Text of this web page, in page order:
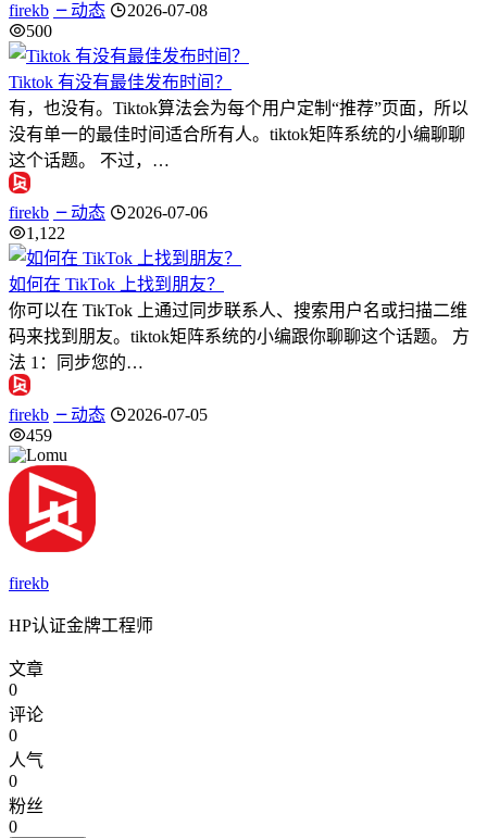
firekb 动态
2026-07-08
500
Tiktok 有没有最佳发布时间？
有，也没有。Tiktok算法会为每个用户定制“推荐”页面，所以
没有单一的最佳时间适合所有人。tiktok矩阵系统的小编聊聊
这个话题。 不过，…
firekb 动态
2026-07-06
1,122
如何在 TikTok 上找到朋友？
你可以在 TikTok 上通过同步联系人、搜索用户名或扫描二维
码来找到朋友。tiktok矩阵系统的小编跟你聊聊这个话题。 方
法 1：同步您的…
firekb 动态
2026-07-05
459
firekb
HP认证金牌工程师
文章
0
评论
0
人气
0
粉丝
0